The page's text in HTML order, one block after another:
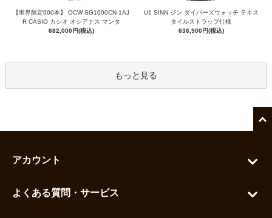
【世界限定600本】 OCW-SG1000CN-1AJ
R CASIO カシオ オシアナス マンタ
682,000円(税込)
U1 SINN ジン ダイバーズウォッチ テキス
タイルストラップ仕様
636,900円(税込)
もっと見る
アカウント
よくある質問・サービス